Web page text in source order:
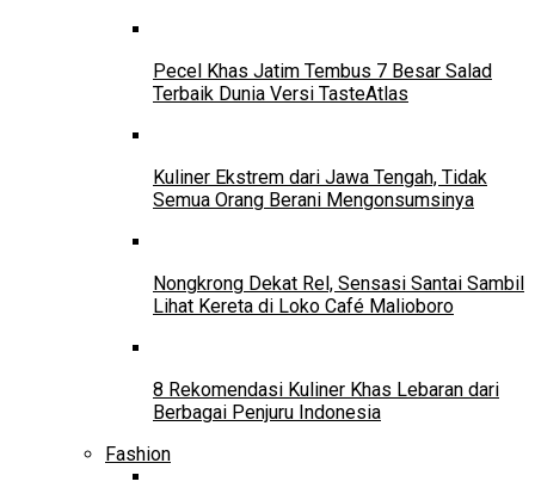
Pecel Khas Jatim Tembus 7 Besar Salad
Terbaik Dunia Versi TasteAtlas
Kuliner Ekstrem dari Jawa Tengah, Tidak
Semua Orang Berani Mengonsumsinya
Nongkrong Dekat Rel, Sensasi Santai Sambil
Lihat Kereta di Loko Café Malioboro
8 Rekomendasi Kuliner Khas Lebaran dari
Berbagai Penjuru Indonesia
Fashion